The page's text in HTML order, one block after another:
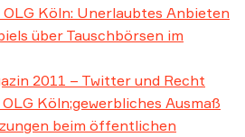
OLG Köln: Unerlaubtes Anbieten
über Tauschbörsen im
2011 – Twitter und Recht
Köln;gewerbliches Ausmaß
beim öffentlichen